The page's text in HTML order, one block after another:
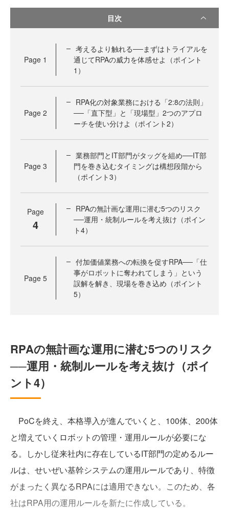
目次
Page 1
考えるより触れる──まずはトライアルを
通じてRPAの威力を体感せよ（ポイント
1）
Page 2
RPA化の対象業務における「2:8の法則」
──「直下型」と「現場型」2つのアプロ
ーチを使い分けよ（ポイント2）
Page 3
業務部門とIT部門がタッグを組め──IT部
門を巻き込むタイミングは構想段階から
（ポイント3）
Page
4
RPAの無計画な運用に潜む5つのリスク
──運用・統制ルールを考え抜け（ポイン
ト4）
Page 5
付加価値業務への転換を促すRPA──「仕
事がロボットに奪われてしまう」という
誤解を解き、現場を巻き込め（ポイント
5）
RPAの無計画な運用に潜む5つのリスク
──運用・統制ルールを考え抜け（ポイ
ント4）
PoCを終え、本格導入が進んでいくと、100体、200体
と増えていくロボットの管理・運用ルールが必要にな
る。しかし従来社内に存在しているIT部門の定めるルー
ルは、せいぜい基幹システムの運用ルールであり、特徴
がまったく異なるRPAには適用できない。このため、各
社はRPA用の運用ルールを新たに作成している。